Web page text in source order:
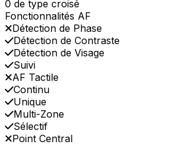
0 de type croisé
Fonctionnalités AF
Détection de Phase
Détection de Contraste
Détection de Visage
Suivi
AF Tactile
Continu
Unique
Multi-Zone
Sélectif
Point Central